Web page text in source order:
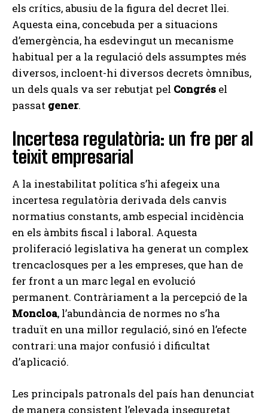
els crítics, abusiu de la figura del decret llei.
Aquesta eina, concebuda per a situacions
d’emergència, ha esdevingut un mecanisme
habitual per a la regulació dels assumptes més
diversos, incloent-hi diversos decrets òmnibus,
un dels quals va ser rebutjat pel Congrés el
passat gener.
Incertesa regulatòria: un fre per al
teixit empresarial
A la inestabilitat política s’hi afegeix una
incertesa regulatòria derivada dels canvis
normatius constants, amb especial incidència
en els àmbits fiscal i laboral. Aquesta
proliferació legislativa ha generat un complex
trencaclosques per a les empreses, que han de
fer front a un marc legal en evolució
permanent. Contràriament a la percepció de la
Moncloa, l’abundància de normes no s’ha
traduït en una millor regulació, sinó en l’efecte
contrari: una major confusió i dificultat
d’aplicació.
Les principals patronals del país han denunciat
de manera consistent l’elevada inseguretat